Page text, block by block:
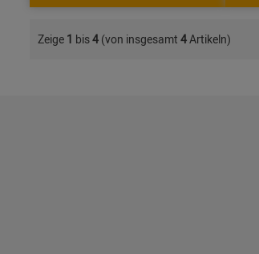
Zeige 1 bis4 (von insgesamt 4Artikeln)